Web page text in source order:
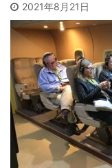
2021年8月21日